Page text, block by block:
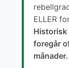
ELLER
Historisk
foregår
månader.